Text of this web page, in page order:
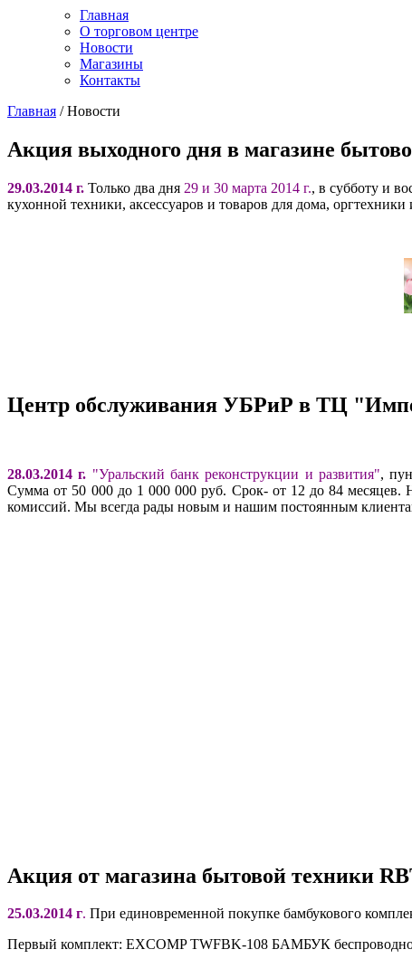
Главная
О торговом центре
Новости
Магазины
Контакты
Главная /Новости
Акция выходного дня в магазине
29.03.2014 г. Только два дня 29 и 30 марта 2014 г., в субботу и
кухонной техники, аксессуаров и товаров для дома, оргтехники
Центр обслуживания УБРиР в ТЦ
28.03.2014 г. "Уральский банк реконструкции и развития",
Сумма от 50 000 до 1 000 000 руб. Срок- от 12 до 84 месяцев.
комиссий. Мы всегда рады новым и нашим постоянным
Акция от магазина бытовой техники
25.03.2014 г. При единовременной покупке бамбукового
Первый комплект: EXCOMP TWFBK-108 БАМБУК